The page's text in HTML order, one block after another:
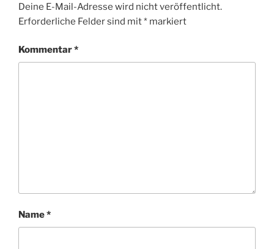
Deine E-Mail-Adresse wird nicht veröffentlicht.
Erforderliche Felder sind mit* markiert
Kommentar*
Name*